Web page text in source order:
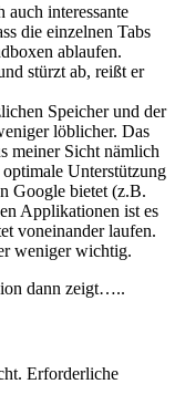
interessante
die einzelnen Tabs
ablaufen.
stürzt ab, reißt er
Speicher und der
löblicher. Das
meiner Sicht nämlich
Unterstützung
Google bietet (z.B.
Applikationen ist es
voneinander laufen.
weniger wichtig.
dann zeigt…..
Erforderliche